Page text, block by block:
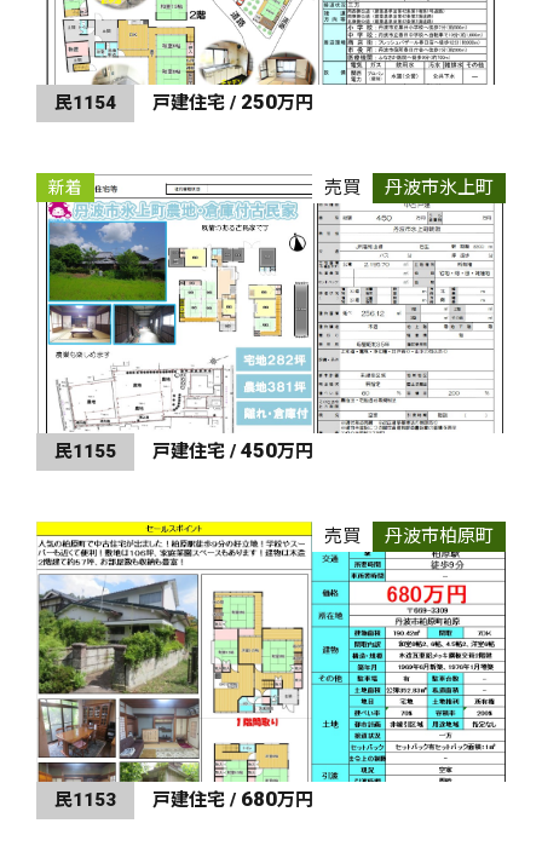
民1154 戸建住宅 / 250万円
新着 売買 丹波市氷上町
民1155 戸建住宅 / 450万円
売買 丹波市柏原町
民1153 戸建住宅 / 680万円